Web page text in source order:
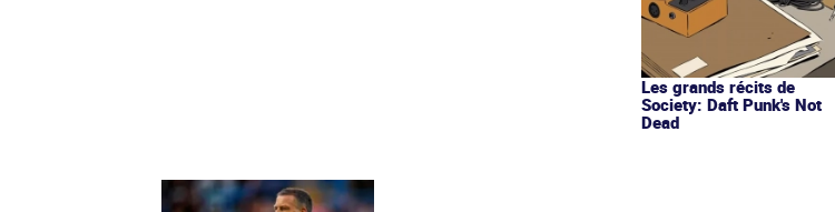
Les grands récits de
Society: Daft Punk's Not
Dead